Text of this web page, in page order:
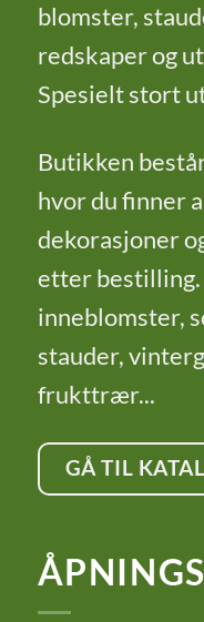
blomster,
redskaper og
Spesielt stort
Butikken
hvor du finner
dekorasjoner
etter bestilling.
inneblomster,
stauder,
frukttrær...
GÅ TIL